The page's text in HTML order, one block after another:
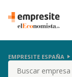
EMPRESITE ESPAÑA
Buscar